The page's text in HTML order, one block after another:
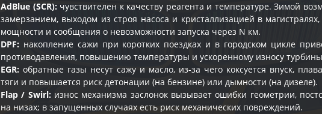
AdBlue (SCR):чувствителен к качеству реагента и температуре. Зимой
замерзанием, выходом из строя насоса и кристаллизацией в
мощности и сообщения о невозможности запуска через N км.
DPF: накопление сажи при коротких поездках и в городском цикле
противодавления, повышению температуры и ускоренному износу
EGR: обратные газы несут сажу и масло, из-за чего коксуется впуск,
тяги и повышается риск детонации (на бензине) или дымности (на дизеле).
Flap / Swirl: износ механизма заслонок вызывает ошибки геометрии,
на низах; в запущенных случаях есть риск механических повреждений.